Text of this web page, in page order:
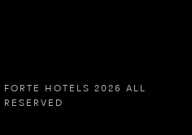
HOTELS 2026 ALL